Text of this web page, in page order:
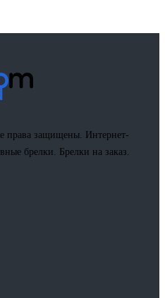
права защищены. Интернет-
брелки. Брелки на заказ.